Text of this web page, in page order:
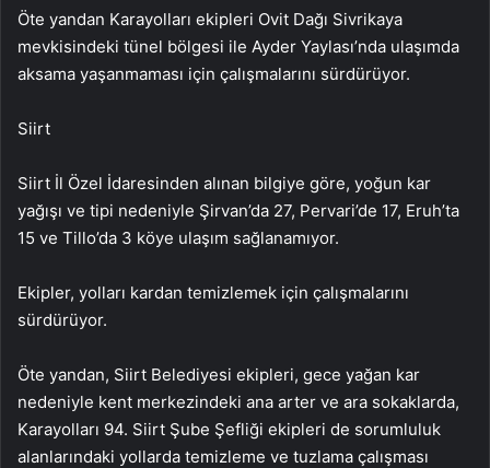
Öte yandan Karayolları ekipleri Ovit Dağı Sivrikaya
mevkisindeki tünel bölgesi ile Ayder Yaylası’nda ulaşımda
aksama yaşanmaması için çalışmalarını sürdürüyor.
Siirt
Siirt İl Özel İdaresinden alınan bilgiye göre, yoğun kar
yağışı ve tipi nedeniyle Şirvan’da 27, Pervari’de 17, Eruh’ta
15 ve Tillo’da 3 köye ulaşım sağlanamıyor.
Ekipler, yolları kardan temizlemek için çalışmalarını
sürdürüyor.
Öte yandan, Siirt Belediyesi ekipleri, gece yağan kar
nedeniyle kent merkezindeki ana arter ve ara sokaklarda,
Karayolları 94. Siirt Şube Şefliği ekipleri de sorumluluk
alanlarındaki yollarda temizleme ve tuzlama çalışması